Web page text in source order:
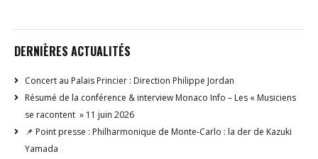
DERNIÈRES ACTUALITÉS
Concert au Palais Princier : Direction Philippe Jordan
Résumé de la conférence & interview Monaco Info – Les « Musiciens
se racontent » 11 juin 2026
📌 Point presse : Philharmonique de Monte-Carlo : la der de Kazuki
Yamada